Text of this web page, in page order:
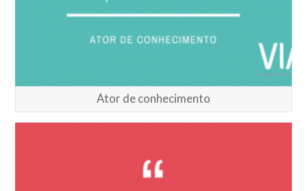
Ator de conhecimento